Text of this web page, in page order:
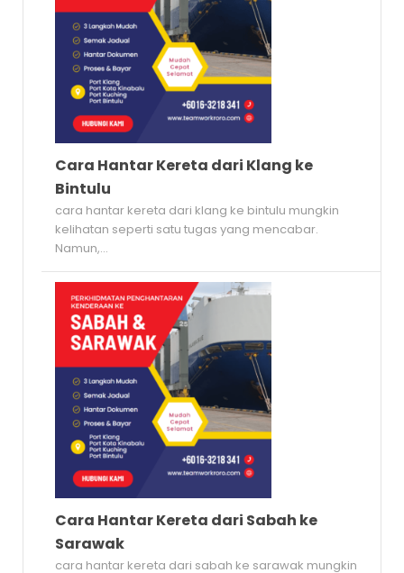
Cara Hantar Kereta dari Klang ke
Bintulu
cara hantar kereta dari klang ke bintulu mungkin
kelihatan seperti satu tugas yang mencabar.
Namun,...
Cara Hantar Kereta dari Sabah ke
Sarawak
cara hantar kereta dari sabah ke sarawak mungkin